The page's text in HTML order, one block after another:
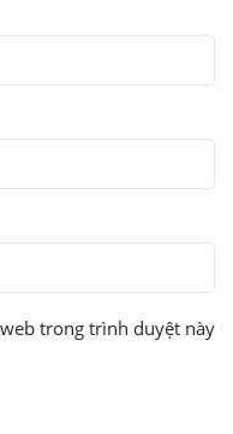
trong trình duyệt này